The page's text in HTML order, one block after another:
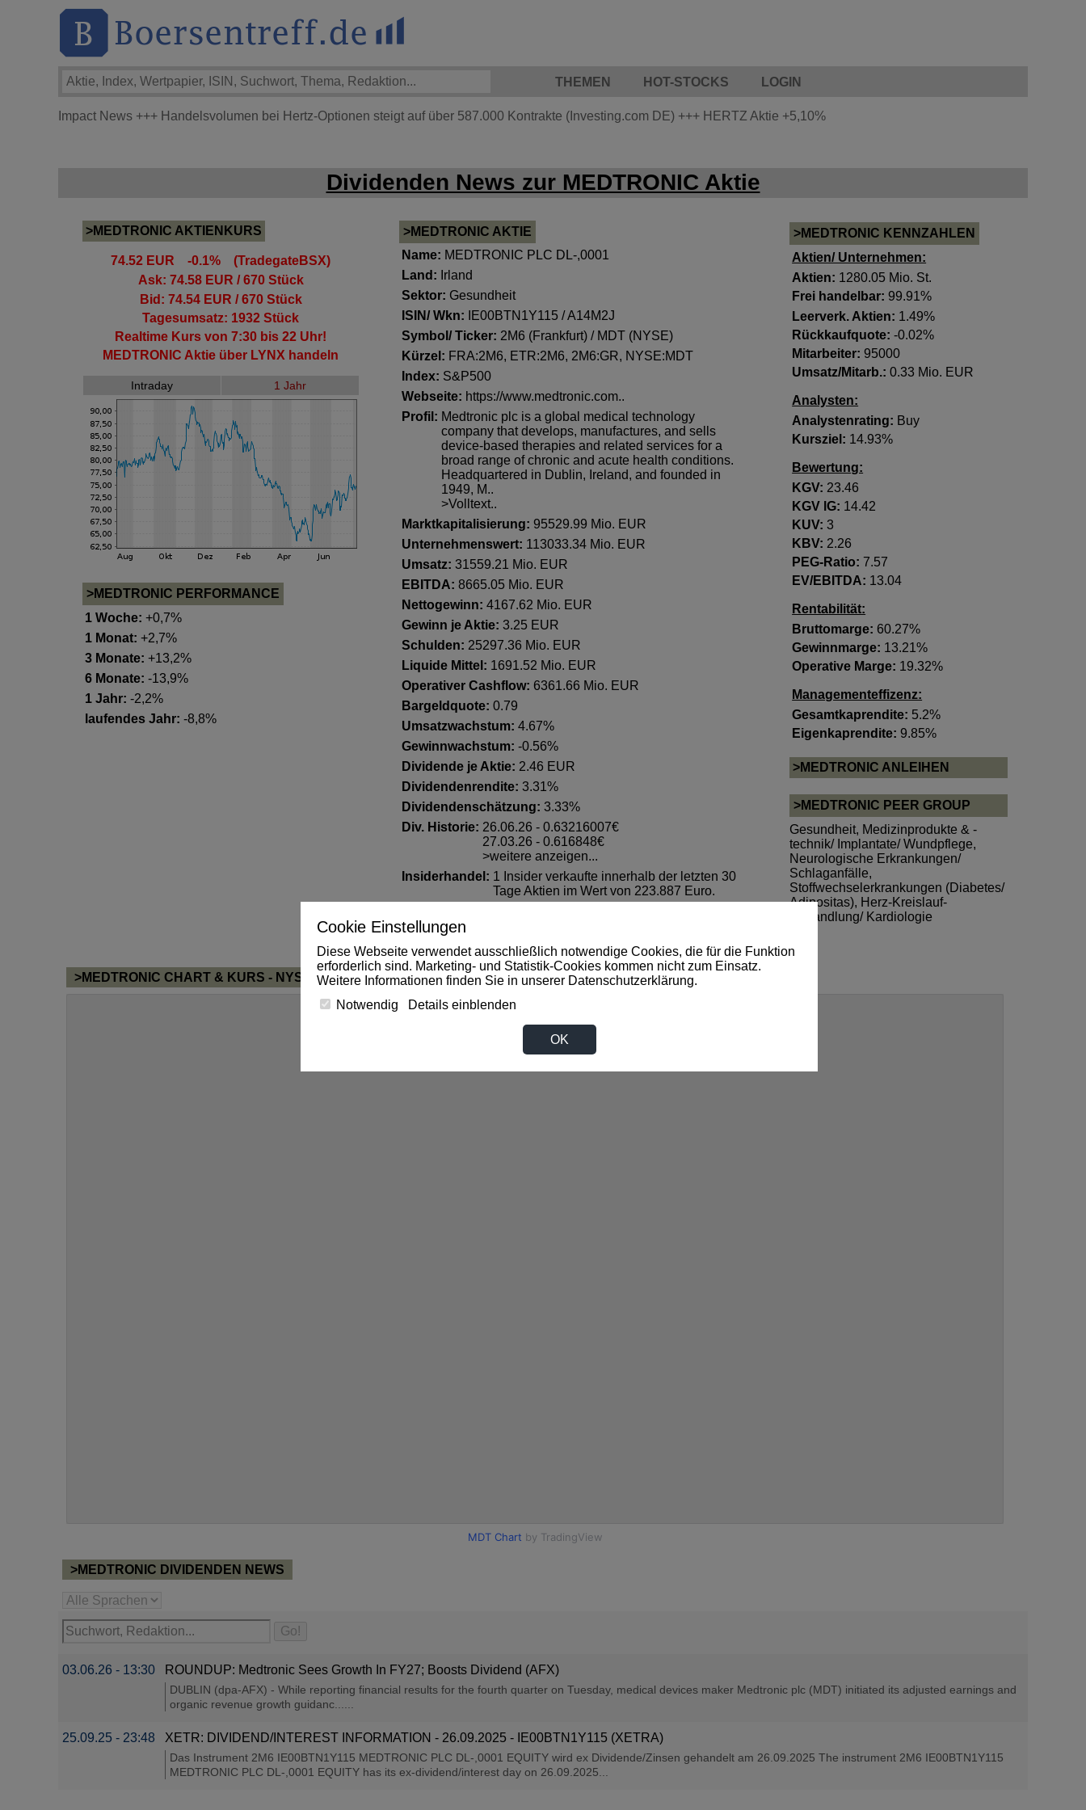
Cookie Einstellungen
Diese Webseite verwendet ausschließlich notwendige Cookies, die für die Funktion
erforderlich sind. Marketing- und Statistik-Cookies kommen nicht zum Einsatz.
Weitere Informationen finden Sie in unserer Datenschutzerklärung.
Notwendig
Details einblenden
OK
THEMEN HOT-STOCKS LOGIN
Impact News +++ Handelsvolumen bei Hertz-Optionen steigt auf über 587.000 Kontrakte (Investing.com DE) +++ HERTZ Aktie +5,10%
Dividenden News zur MEDTRONIC Aktie
>MEDTRONIC AKTIENKURS
74.52 EUR -0.1% (TradegateBSX)
Ask: 74.58 EUR / 670 Stück
Bid: 74.54 EUR / 670 Stück
Tagesumsatz: 1932 Stück
Realtime Kurs von 7:30 bis 22 Uhr!
MEDTRONIC Aktie über LYNX handeln
Intraday 1 Jahr
>MEDTRONIC PERFORMANCE
1 Woche: +0,7%
1 Monat: +2,7%
3 Monate: +13,2%
6 Monate: -13,9%
1 Jahr: -2,2%
laufendes Jahr: -8,8%
>MEDTRONIC AKTIE
Name: MEDTRONIC PLC DL-,0001
Land: Irland
Sektor: Gesundheit
ISIN/ Wkn:
IE00BTN1Y115 / A14M2J
Symbol/ Ticker: 2M6 (Frankfurt) / MDT (NYSE)
Kürzel: FRA:2M6, ETR:2M6, 2M6:GR, NYSE:MDT
Index: S&P500
Webseite: https://www.medtronic.com..
Profil: Medtronic plc is a global medical technology
company that develops, manufactures, and sells
device-based therapies and related services for a
broad range of chronic and acute health conditions.
Headquartered in Dublin, Ireland, and founded in
1949, M..
>Volltext..
Marktkapitalisierung:95529.99 Mio. EUR
Unternehmenswert: 113033.34 Mio. EUR
Umsatz:31559.21 Mio. EUR
EBITDA:8665.05 Mio. EUR
Nettogewinn:4167.62 Mio. EUR
Gewinn je Aktie:3.25 EUR
Schulden: 25297.36 Mio. EUR
Liquide Mittel: 1691.52 Mio. EUR
Operativer Cashflow: 6361.66 Mio. EUR
Bargeldquote:0.79
Umsatzwachstum:4.67%
Gewinnwachstum:-0.56%
Dividende je Aktie: 2.46 EUR
Dividendenrendite:3.31%
Dividendenschätzung:3.33%
Div. Historie: 26.06.26 - 0.63216007€
27.03.26 - 0.616848€
>weitere anzeigen...
Insiderhandel : 1 Insider verkaufte innerhalb der letzten 30
Tage Aktien im Wert von 223.887 Euro.
Letzte Datenerhebung:
>MEDTRONIC KENNZAHLEN
Aktien/ Unternehmen:
Aktien: 1280.05 Mio. St.
Frei handelbar: 99.91%
Leerverk. Aktien: 1.49%
Rückkaufquote: -0.02%
Mitarbeiter: 95000
Umsatz/Mitarb.: 0.33 Mio. EUR
Analysten:
Analystenrating: Buy
Kursziel: 14.93%
Bewertung:
KGV: 23.46
KGV lG: 14.42
KUV: 3
KBV: 2.26
PEG-Ratio: 7.57
EV/EBITDA: 13.04
Rentabilität:
Bruttomarge: 60.27%
Gewinnmarge: 13.21%
Operative Marge: 19.32%
Managementeffizenz:
Gesamtkaprendite: 5.2%
Eigenkaprendite: 9.85%
>MEDTRONIC ANLEIHEN
>MEDTRONIC PEER GROUP
Gesundheit, Medizinprodukte & -
technik/ Implantate/ Wundpflege,
Neurologische Erkrankungen/
Schlaganfälle,
Stoffwechselerkrankungen (Diabetes/
Adipositas), Herz-Kreislauf-
Behandlung/ Kardiologie
>MEDTRONIC CHART & KURS - NYSE
>MEDTRONIC DIVIDENDEN NEWS
03.06.26 - 13:30 ROUNDUP: Medtronic Sees Growth In FY27; Boosts Dividend (AFX)
DUBLIN (dpa-AFX) - While reporting financial results for the fourth quarter on Tuesday, medical devices maker Medtronic plc (MDT) initiated its adjusted earnings and
organic revenue growth guidanc......
25.09.25 - 23:48 XETR: DIVIDEND/INTEREST INFORMATION - 26.09.2025 - IE00BTN1Y115 (XETRA)
Das Instrument 2M6 IE00BTN1Y115 MEDTRONIC PLC DL-,0001 EQUITY wird ex Dividende/Zinsen gehandelt am 26.09.2025 The instrument 2M6 IE00BTN1Y115
MEDTRONIC PLC DL-,0001 EQUITY has its ex-dividend/interest day on 26.09.2025...